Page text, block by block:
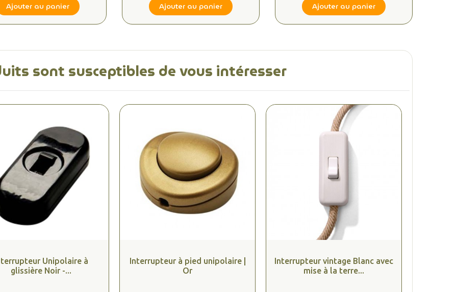
Ajouter au panier Ajouter au panier Ajouter au panier
sont susceptibles de vous intéresser
Unipolaire à
glissière Noir -...
Interrupteur à pied unipolaire |
Or
Interrupteur vintage Blanc avec
mise à la terre...